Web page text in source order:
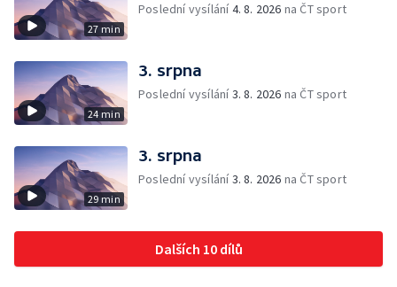
27 min
Poslední vysílání4. 8. 2026 na ČT sport
24 min
3. srpna
Poslední vysílání3. 8. 2026 na ČT sport
29 min
3. srpna
Poslední vysílání3. 8. 2026 na ČT sport
Dalších 10 dílů